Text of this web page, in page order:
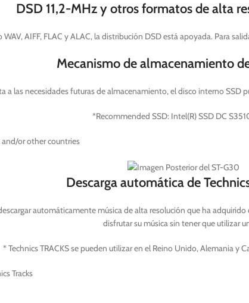
DSD 11,2-MHz y otros formatos de alta
AIFF, FLAC y ALAC, la distribución DSD está apoyada. Para
Mecanismo de almacenamiento
a las necesidades futuras de almacenamiento, el disco interno SSD
*Recommended SSD: Intel(R) SSD DC
or other countries
Descarga automática de
automáticamente música de alta resolución que ha
disfrutar su música sin tener que utilizar
* Technics TRACKS se pueden utilizar en el Reino Unido, Alemania y